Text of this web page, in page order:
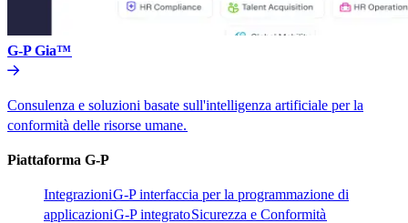
G-P Gia™​​
Consulenza e soluzioni basate sull'intelligenza artificiale per la
conformità delle risorse umane.​​
Piattaforma G-P​​
Integrazioni​​G-P interfaccia per la programmazione di
applicazioni​​G-P integrato​​Sicurezza e Conformità​​